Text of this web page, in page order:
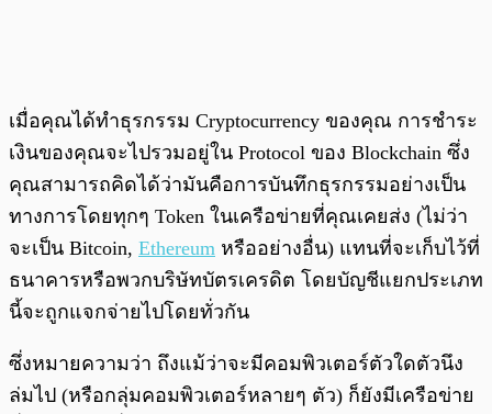
เมื่อคุณได้ทำธุรกรรม Cryptocurrency ของคุณ การชำระ
เงินของคุณจะไปรวมอยู่ใน Protocol ของ Blockchain ซึ่ง
คุณสามารถคิดได้ว่ามันคือการบันทึกธุรกรรมอย่างเป็น
ทางการโดยทุกๆ Token ในเครือข่ายที่คุณเคยส่ง (ไม่ว่า
จะเป็น Bitcoin, Ethereum หรืออย่างอื่น) แทนที่จะเก็บไว้ที่
ธนาคารหรือพวกบริษัทบัตรเครดิต โดยบัญชีแยกประเภท
นี้จะถูกแจกจ่ายไปโดยทั่วกัน
ซึ่งหมายความว่า ถึงแม้ว่าจะมีคอมพิวเตอร์ตัวใดตัวนึง
ล่มไป (หรือกลุ่มคอมพิวเตอร์หลายๆ ตัว) ก็ยังมีเครือข่าย